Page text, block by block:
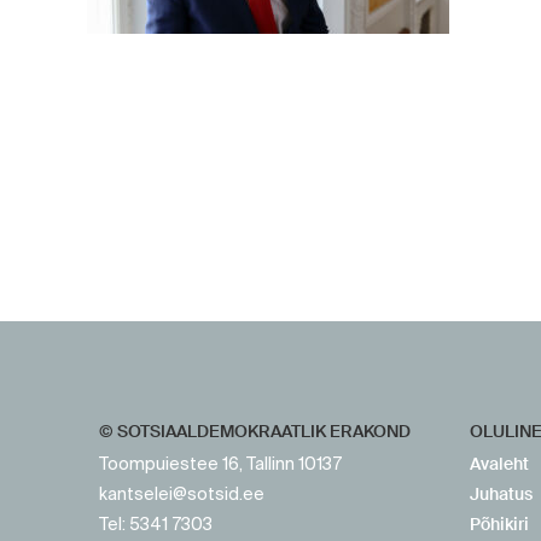
© SOTSIAALDEMOKRAATLIK ERAKOND
Toompuiestee 16, Tallinn 10137
kantselei@sotsid.ee
Tel: 5341 7303
OLULINE
Avaleht
Juhatus
Põhikiri